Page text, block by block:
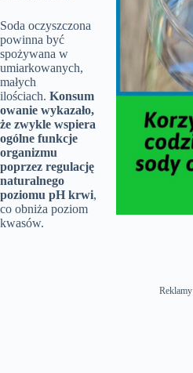
Soda oczyszczona
powinna być
spożywana w
umiarkowanych,
małych
ilościach. Konsum
owanie wykazało,
że zwykle wspiera
ogólne funkcje
organizmu
poprzez regulację
naturalnego
poziomu pH krwi,
co obniża poziom
kwasów.
Reklamy